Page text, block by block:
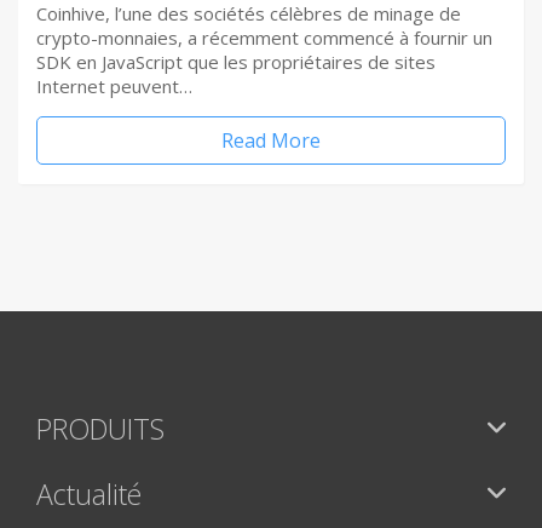
Coinhive, l’une des sociétés célèbres de minage de
crypto-monnaies, a récemment commencé à fournir un
SDK en JavaScript que les propriétaires de sites
Internet peuvent…
Read More
PRODUITS
Actualité